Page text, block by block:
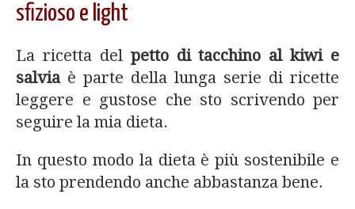
sfizioso e light
La ricetta del petto di tacchino al kiwi e
salvia è parte della lunga serie di ricette
leggere e gustose che sto scrivendo per
seguire la mia dieta.
In questo modo la dieta è più sostenibile e
la sto prendendo anche abbastanza bene.